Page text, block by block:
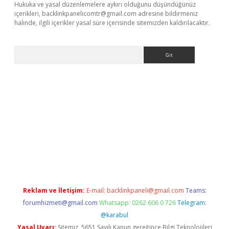
Hukuka ve yasal düzenlemelere aykırı olduğunu düşündüğünüz
içerikleri, backlinkpanelicomtr@gmail.com adresine bildirmeniz
halinde, ilgili içerikler yasal süre içerisinde sitemizden kaldırılacaktır.
Reklam ve İletişim: E-mail: backlinkpaneli@gmail.com Teams:
forumhizmeti@gmail.com Whatsapp: 0262 606 0 726 Telegram:
@karabul
Yasal Uyarı: Sitemiz, 5651 Sayılı Kanun gereğince Bilgi Teknolojileri